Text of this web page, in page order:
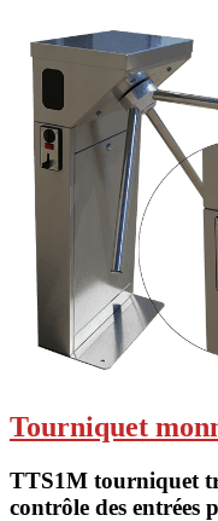
Tourniquet
TTS1M tourniquet
contrôle des entrées